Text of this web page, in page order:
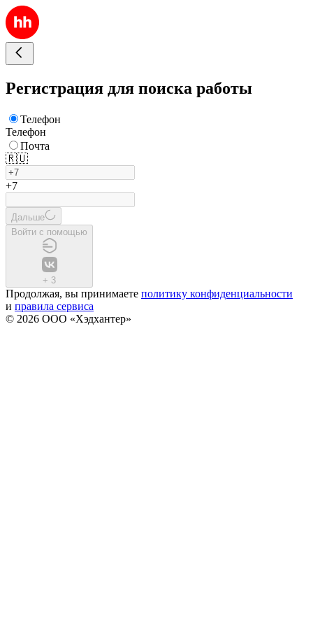
Регистрация для поиска работы
Телефон
Телефон
Почта
🇷🇺
+7
Дальше
Войти с помощью
+ 3
Продолжая, вы принимаете политику конфиденциальности
и правила сервиса
© 2026 ООО «Хэдхантер»